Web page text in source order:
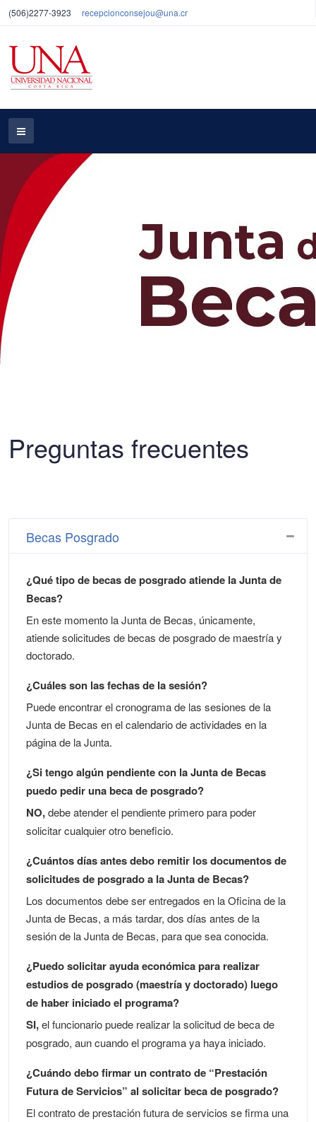
(506)2277-3923 recepcionconsejou@una.cr
Preguntas frecuentes
Becas Posgrado
¿Qué tipo de becas de posgrado atiende la Junta de
Becas?
En este momento la Junta de Becas, únicamente,
atiende solicitudes de becas de posgrado de maestría y
doctorado.
¿Cuáles son las fechas de la sesión?
Puede encontrar el cronograma de las sesiones de la
Junta de Becas en el calendario de actividades en la
página de la Junta.
¿Si tengo algún pendiente con la Junta de Becas
puedo pedir una beca de posgrado?
NO,debe atender el pendiente primero para poder
solicitar cualquier otro beneficio.
¿Cuántos días antes debo remitir los documentos de
solicitudes de posgrado a la Junta de Becas?
Los documentos debe ser entregados en la Oficina de la
Junta de Becas, a más tardar, dos días antes de la
sesión de la Junta de Becas, para que sea conocida.
¿Puedo solicitar ayuda económica para realizar
estudios de posgrado (maestría y doctorado) luego
de haber iniciado el programa?
SI,el funcionario puede realizar la solicitud de beca de
posgrado, aun cuando el programa ya haya iniciado.
¿Cuándo debo firmar un contrato de “Prestación
Futura de Servicios” al solicitar beca de posgrado?
El contrato de prestación futura de servicios se firma una